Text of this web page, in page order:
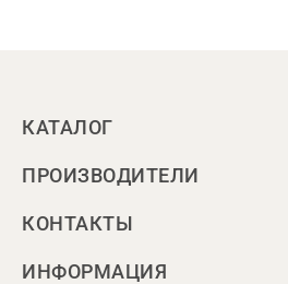
КАТАЛОГ
ПРОИЗВОДИТЕЛИ
КОНТАКТЫ
ИНФОРМАЦИЯ